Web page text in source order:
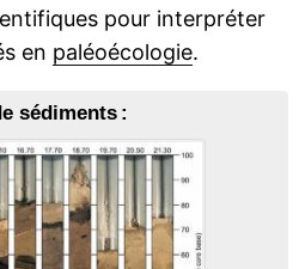
pour interpréter
en paléoécologie.
sédiments :